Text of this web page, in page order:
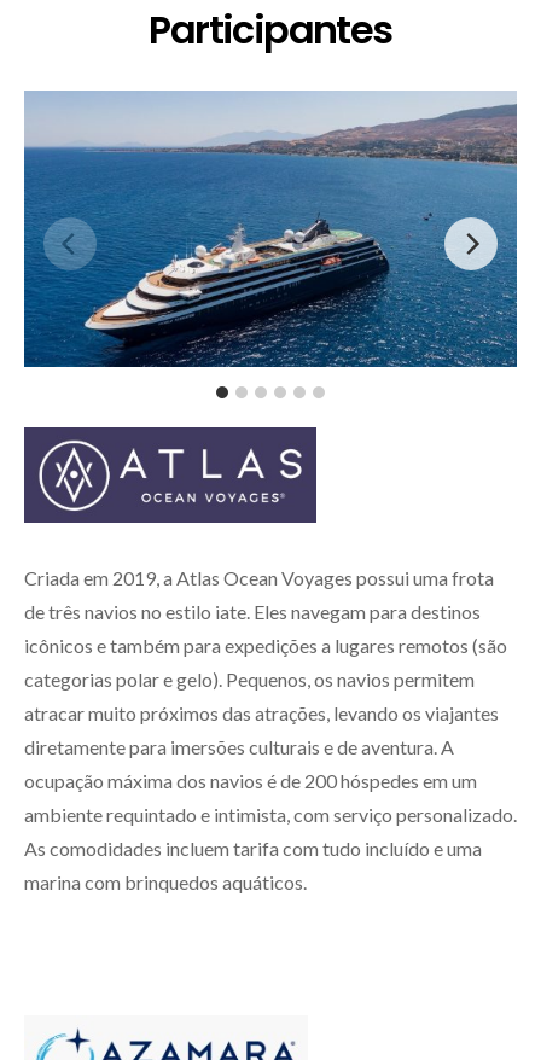
Participantes
Criada em 2019, a Atlas Ocean Voyages possui uma frota
de três navios no estilo iate. Eles navegam para destinos
icônicos e também para expedições a lugares remotos (são
categorias polar e gelo). Pequenos, os navios permitem
atracar muito próximos das atrações, levando os viajantes
diretamente para imersões culturais e de aventura. A
ocupação máxima dos navios é de 200 hóspedes em um
ambiente requintado e intimista, com serviço personalizado.
As comodidades incluem tarifa com tudo incluído e uma
marina com brinquedos aquáticos.